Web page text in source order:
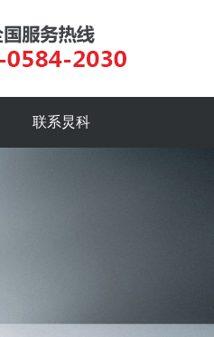
联系炅科